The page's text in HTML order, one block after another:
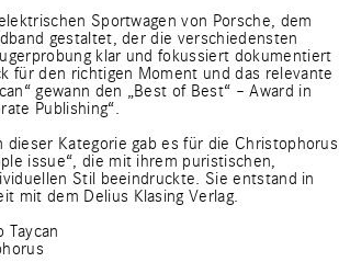
Sportwagen von Porsche, dem
gestaltet, der die verschiedensten
klar und fokussiert dokumentiert
für den richtigen Moment und das relevante
gewann den „Best of Best“ – Award in
Publishing“.
dieser Kategorie gab es für die Christophorus
issue“, die mit ihrem puristischen,
Stil beeindruckte. Sie entstand in
mit dem Delius Klasing Verlag.
Taycan